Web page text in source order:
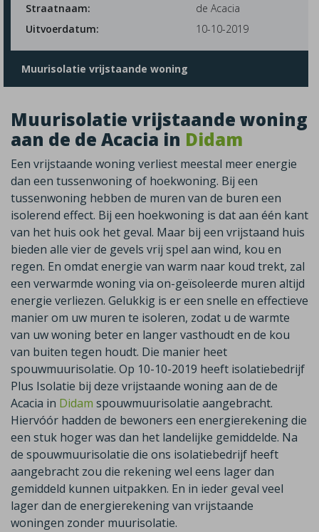
Straatnaam:
de Acacia
Uitvoerdatum:
10-10-2019
Muurisolatie vrijstaande woning
Muurisolatie vrijstaande woning
aan de de Acacia in Didam
Een vrijstaande woning verliest meestal meer energie
dan een tussenwoning of hoekwoning. Bij een
tussenwoning hebben de muren van de buren een
isolerend effect. Bij een hoekwoning is dat aan één kant
van het huis ook het geval. Maar bij een vrijstaand huis
bieden alle vier de gevels vrij spel aan wind, kou en
regen. En omdat energie van warm naar koud trekt, zal
een verwarmde woning via on-geïsoleerde muren altijd
energie verliezen. Gelukkig is er een snelle en effectieve
manier om uw muren te isoleren, zodat u de warmte
van uw woning beter en langer vasthoudt en de kou
van buiten tegen houdt. Die manier heet
spouwmuurisolatie. Op 10-10-2019 heeft isolatiebedrijf
Plus Isolatie bij deze vrijstaande woning aan de de
Acacia in Didam spouwmuurisolatie aangebracht.
Hiervóór hadden de bewoners een energierekening die
een stuk hoger was dan het landelijke gemiddelde. Na
de spouwmuurisolatie die ons isolatiebedrijf heeft
aangebracht zou die rekening wel eens lager dan
gemiddeld kunnen uitpakken. En in ieder geval veel
lager dan de energierekening van vrijstaande
woningen zonder muurisolatie.